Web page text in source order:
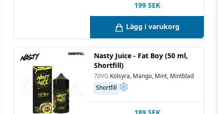
199 SEK
Lägg i varukorg
Nasty Juice - Fat Boy (50 ml,
Shortfill)
70VG Kolsyra, Mango, Mint, Mintblad
Shortfill
189 SEK